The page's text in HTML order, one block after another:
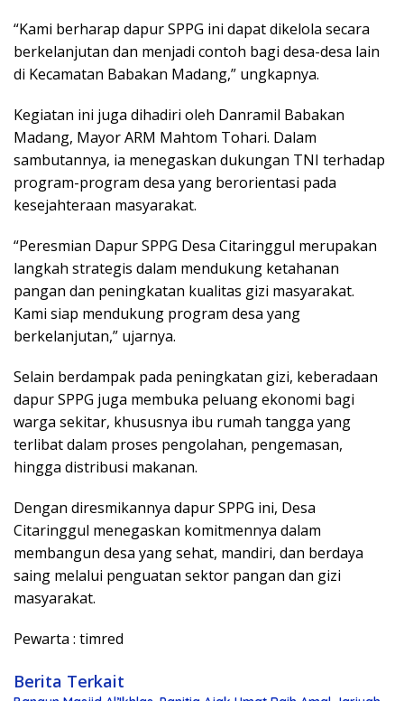
“Kami berharap dapur SPPG ini dapat dikelola secara
berkelanjutan dan menjadi contoh bagi desa-desa lain
di Kecamatan Babakan Madang,” ungkapnya.
Kegiatan ini juga dihadiri oleh Danramil Babakan
Madang, Mayor ARM Mahtom Tohari. Dalam
sambutannya, ia menegaskan dukungan TNI terhadap
program-program desa yang berorientasi pada
kesejahteraan masyarakat.
“Peresmian Dapur SPPG Desa Citaringgul merupakan
langkah strategis dalam mendukung ketahanan
pangan dan peningkatan kualitas gizi masyarakat.
Kami siap mendukung program desa yang
berkelanjutan,” ujarnya.
Selain berdampak pada peningkatan gizi, keberadaan
dapur SPPG juga membuka peluang ekonomi bagi
warga sekitar, khususnya ibu rumah tangga yang
terlibat dalam proses pengolahan, pengemasan,
hingga distribusi makanan.
Dengan diresmikannya dapur SPPG ini, Desa
Citaringgul menegaskan komitmennya dalam
membangun desa yang sehat, mandiri, dan berdaya
saing melalui penguatan sektor pangan dan gizi
masyarakat.
Pewarta : timred
Berita Terkait